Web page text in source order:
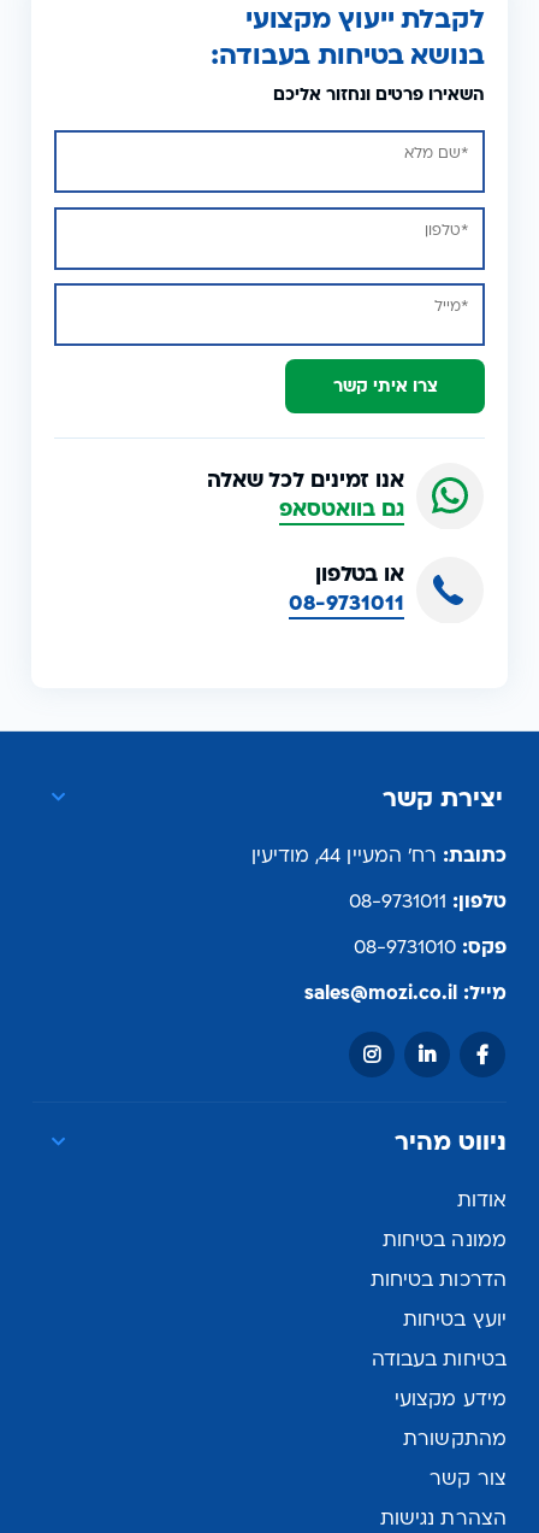
לקבלת ייעוץ מקצועי
בנושא בטיחות בעבודה:
השאירו פרטים ונחזור אליכם
צרו איתי קשר
אנו זמינים לכל שאלה
גם בוואטסאפ
או בטלפון
08-9731011
יצירת קשר
כתובת: רח' המעיין 44, מודיעין
טלפון: 08-9731011
פקס: 08-9731010
מייל: sales@mozi.co.il
ניווט מהיר
אודות
ממונה בטיחות
הדרכות בטיחות
יועץ בטיחות
בטיחות בעבודה
מידע מקצועי
מהתקשורת
צור קשר
הצהרת נגישות